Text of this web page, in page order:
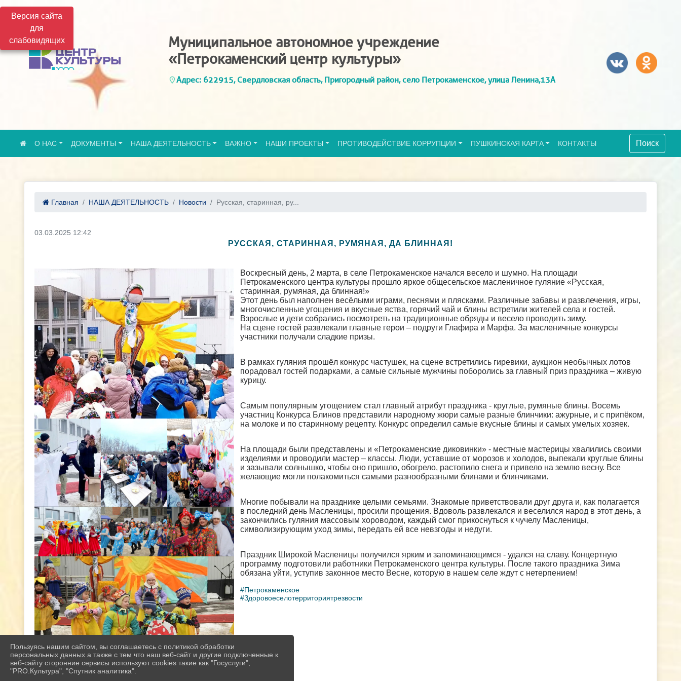
Версия сайта
для
слабовидящих
Муниципальное автономное учреждение
«Петрокаменский центр культуры»
Адрес: 622915, Свердловская область, Пригородный район, село Петрокаменское, улица Ленина,13А
О НАС ДОКУМЕНТЫ НАША ДЕЯТЕЛЬНОСТЬ ВАЖНО НАШИ ПРОЕКТЫ ПРОТИВОДЕЙСТВИЕ КОРРУПЦИИ ПУШКИНСКАЯ КАРТА КОНТАКТЫ Поиск
Главная НАША ДЕЯТЕЛЬНОСТЬ Новости Русская, старинная, ру...
03.03.2025 12:42
РУССКАЯ, СТАРИННАЯ, РУМЯНАЯ, ДА БЛИННАЯ!
Воскресный день, 2 марта, в селе Петрокаменское начался весело и шумно. На площади
Петрокаменского центра культуры прошло яркое общесельское масленичное гуляние «Русская,
старинная, румяная, да блинная!»
Этот день был наполнен весёлыми играми, песнями и плясками. Различные забавы и развлечения, игры,
многочисленные угощения и вкусные яства, горячий чай и блины встретили жителей села и гостей.
Взрослые и дети собрались посмотреть на традиционные обряды и весело проводить зиму.
На сцене гостей развлекали главные герои – подруги Глафира и Марфа. За масленичные конкурсы
участники получали сладкие призы.
В рамках гуляния прошёл конкурс частушек, на сцене встретились гиревики, аукцион необычных лотов
порадовал гостей подарками, а самые сильные мужчины поборолись за главный приз праздника – живую
курицу.
Самым популярным угощением стал главный атрибут праздника - круглые, румяные блины. Восемь
участниц Конкурса Блинов представили народному жюри самые разные блинчики: ажурные, и с припёком,
на молоке и по старинному рецепту. Конкурс определил самые вкусные блины и самых умелых хозяек.
На площади были представлены и «Петрокаменские диковинки» - местные мастерицы хвалились своими
изделиями и проводили мастер – классы. Люди, уставшие от морозов и холодов, выпекали круглые блины
и зазывали солнышко, чтобы оно пришло, обогрело, растопило снега и привело на землю весну. Все
желающие могли полакомиться самыми разнообразными блинами и блинчиками.
Многие побывали на празднике целыми семьями. Знакомые приветствовали друг друга и, как полагается
в последний день Масленицы, просили прощения. Вдоволь развлекался и веселился народ в этот день, а
закончились гуляния массовым хороводом, каждый смог прикоснуться к чучелу Масленицы,
символизирующим уход зимы, передать ей все невзгоды и недуги.
Праздник Широкой Масленицы получился ярким и запоминающимся - удался на славу. Концертную
программу подготовили работники Петрокаменского центра культуры. После такого праздника Зима
обязана уйти, уступив законное место Весне, которую в нашем селе ждут с нетерпением!
#Петрокаменское
#Здоровоеселотерриториятрезвости
Пользуясь нашим сайтом, вы соглашаетесь с политикой обработки
персональных данных а также с тем что наш веб-сайт и другие подключенные к
веб-сайту сторонние сервисы используют cookies такие как "Госуслуги",
"PRO.Культура", "Спутник аналитика".